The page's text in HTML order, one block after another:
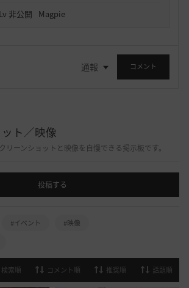
Lv 非公開 Magpie
通報 コメント
ト／映像
リーンショットと映像を自慢できる掲示板です。
投稿する
#イベント
#映像
検索順 コメント順 推奨順 話題順